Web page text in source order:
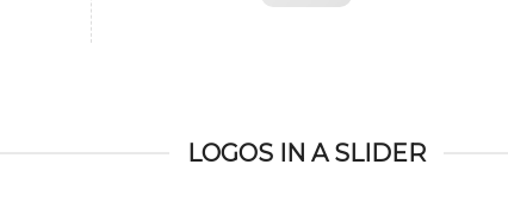
LOGOS IN A SLIDER